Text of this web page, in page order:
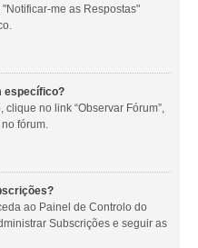
me as Respostas"
específico?
no link “Observar Fórum”,
fórum.
ao Painel de Controlo do
Subscrições e seguir as